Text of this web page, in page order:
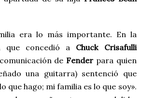
era lo más importante. En la
que concedió a Chuck Crisafulli
de Fender para quien
una guitarra) sentenció que
que hago; mi familia es lo que soy».